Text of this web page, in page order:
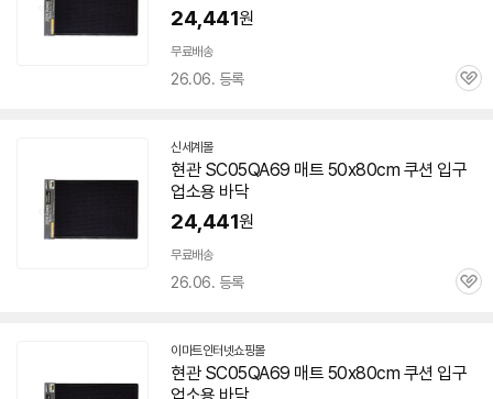
24,441원
무료배송
26.06. 등록
관
신세계몰
현관 SC05QA69 매트 50x80cm 쿠션 입구
업소용 바닥
24,441원
무료배송
26.06. 등록
관
이마트인터넷쇼핑몰
현관 SC05QA69 매트 50x80cm 쿠션 입구